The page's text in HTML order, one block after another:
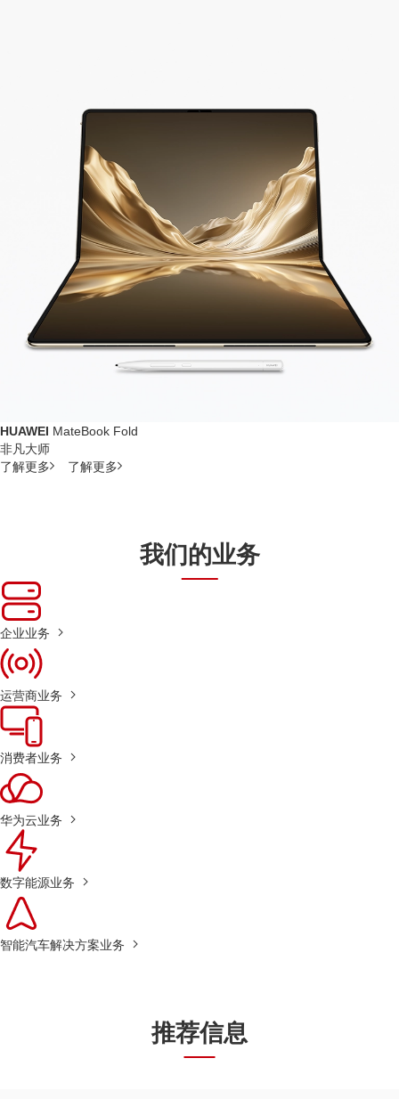
HUAWEI MateBook Fold
非凡大师
了解更多
了解更多
我们的业务
企业业务
运营商业务
消费者业务
华为云业务
数字能源业务
智能汽车解决方案业务
推荐信息